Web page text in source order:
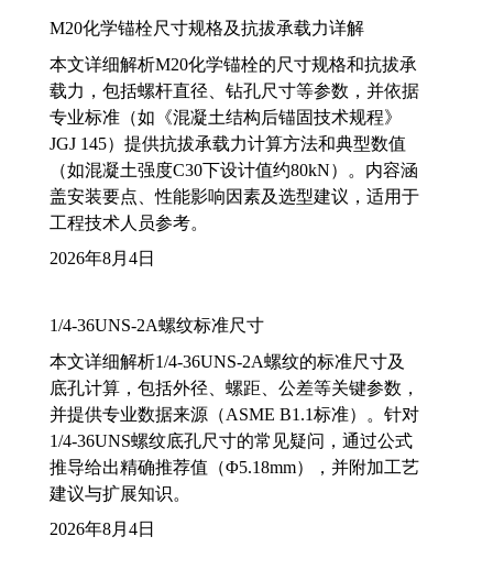
M20化学锚栓尺寸规格及抗拔承载力详解
本文详细解析M20化学锚栓的尺寸规格和抗拔承
载力，包括螺杆直径、钻孔尺寸等参数，并依据
专业标准（如《混凝土结构后锚固技术规程》
JGJ 145）提供抗拔承载力计算方法和典型数值
（如混凝土强度C30下设计值约80kN）。内容涵
盖安装要点、性能影响因素及选型建议，适用于
工程技术人员参考。
2026年8月4日
1/4-36UNS-2A螺纹标准尺寸
本文详细解析1/4-36UNS-2A螺纹的标准尺寸及
底孔计算，包括外径、螺距、公差等关键参数，
并提供专业数据来源（ASME B1.1标准）。针对
1/4-36UNS螺纹底孔尺寸的常见疑问，通过公式
推导给出精确推荐值（Φ5.18mm），并附加工艺
建议与扩展知识。
2026年8月4日